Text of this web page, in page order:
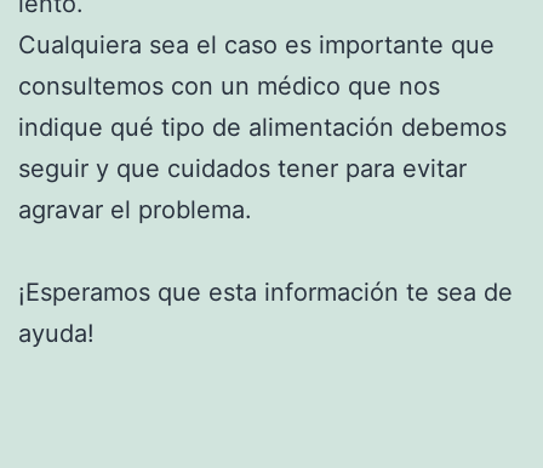
Cualquiera sea el caso es importante que
consultemos con un médico que nos
indique qué tipo de alimentación debemos
seguir y que cuidados tener para evitar
agravar el problema.
¡Esperamos que esta información te sea de
ayuda!